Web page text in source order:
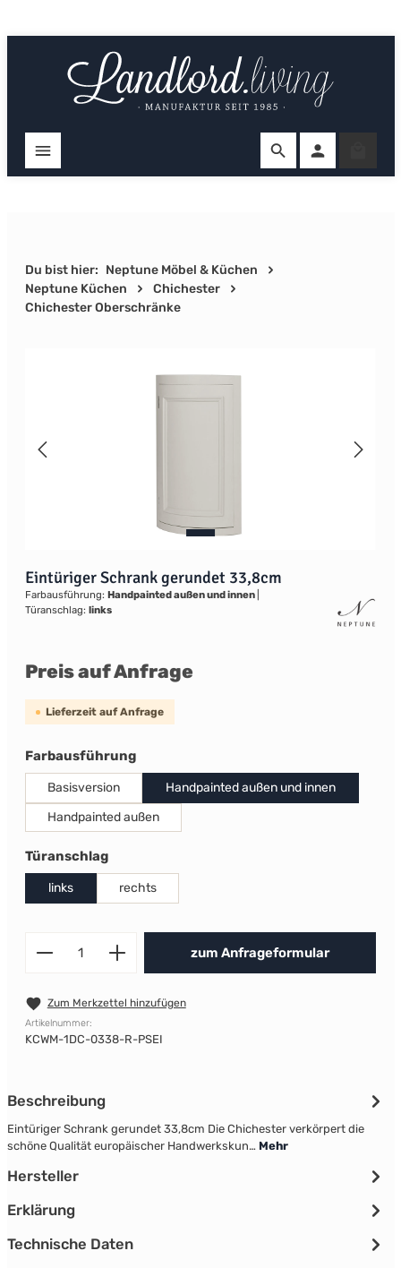
Du bist hier: Neptune Möbel & Küchen
Neptune Küchen
Chichester
Chichester Oberschränke
Eintüriger Schrank gerundet 33,8cm
Farbausführung: Handpainted außen und innen
Türanschlag: links
Preis auf Anfrage
Lieferzeit auf Anfrage
Farbausführungauswählen
Basisversion
Handpainted außen und innen
Handpainted außen
Türanschlagauswählen
links rechts
Produkt Anzahl: Gib den
zum Anfrageformular
Zum Merkzettel hinzufügen
Artikelnummer:
KCWM-1DC-0338-R-PSEI
Beschreibung
Eintüriger Schrank gerundet 33,8cm Die Chichester verkörpert die
schöne Qualität europäischer Handwerkskun… Mehr
Hersteller
Erklärung
Technische Daten